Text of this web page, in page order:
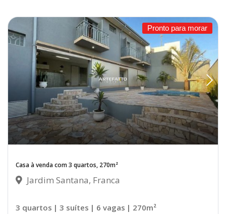
Pronto para morar
Casa à venda com 3 quartos, 270m²
Jardim Santana, Franca
3 quartos | 3 suítes | 6 vagas | 270m²